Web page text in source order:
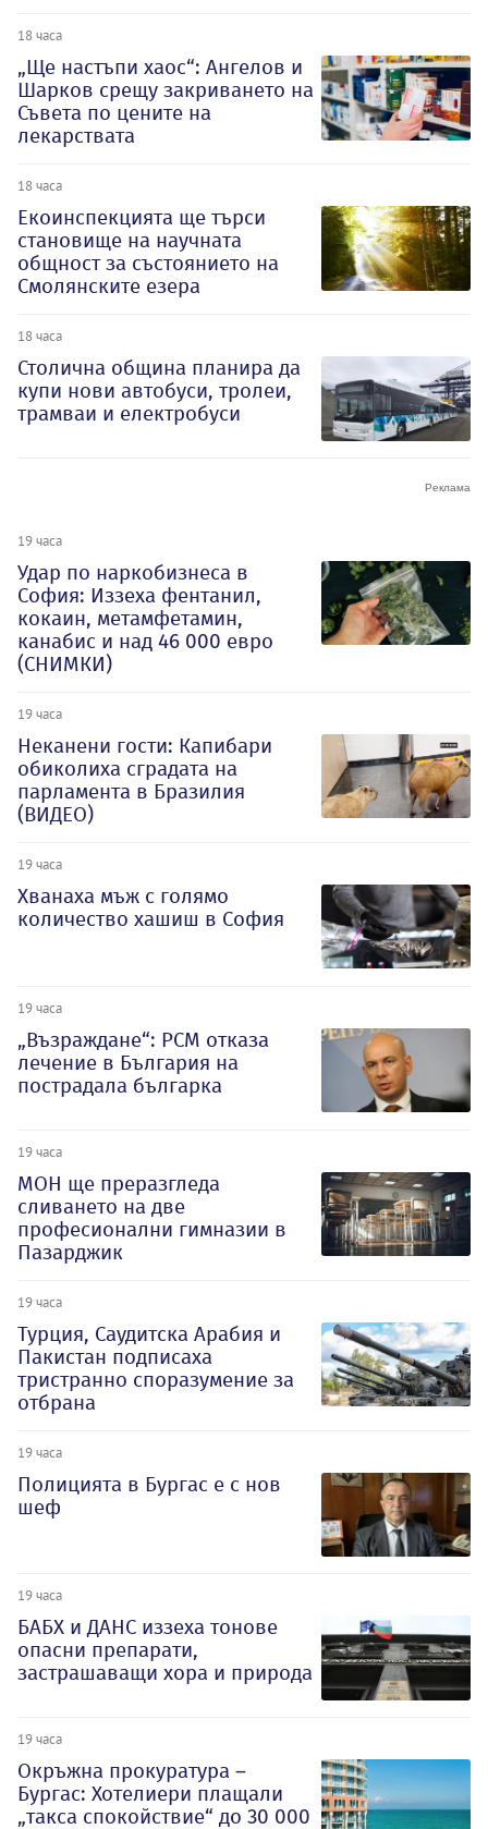
18 часа
„Ще настъпи хаос“: Ангелов и
Шарков срещу закриването на
Съвета по цените на
лекарствата
18 часа
Екоинспекцията ще търси
становище на научната
общност за състоянието на
Смолянските езера
18 часа
Столична община планира да
купи нови автобуси, тролеи,
трамваи и електробуси
19 часа
Удар по наркобизнеса в
София: Иззеха фентанил,
кокаин, метамфетамин,
канабис и над 46 000 евро
(СНИМКИ)
19 часа
Неканени гости: Капибари
обиколиха сградата на
парламента в Бразилия
(ВИДЕО)
19 часа
Хванаха мъж с голямо
количество хашиш в София
19 часа
„Възраждане“: РСМ отказа
лечение в България на
пострадала българка
19 часа
МОН ще преразгледа
сливането на две
професионални гимназии в
Пазарджик
19 часа
Турция, Саудитска Арабия и
Пакистан подписаха
тристранно споразумение за
отбрана
19 часа
Полицията в Бургас е с нов
шеф
19 часа
БАБХ и ДАНС иззеха тонове
опасни препарати,
застрашаващи хора и природа
19 часа
Окръжна прокуратура –
Бургас: Хотелиери плащали
„такса спокойствие“ до 30 000